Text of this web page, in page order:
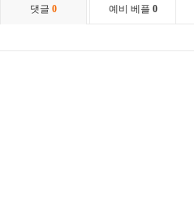
댓글 0 예비 베플 0